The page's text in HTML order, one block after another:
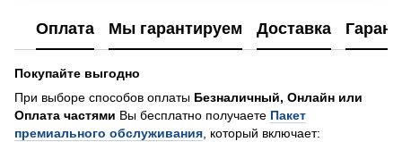
Оплата Мы гарантируем Доставка
Покупайте выгодно
При выборе способов оплаты Безналичный, Онлайн или
Оплата частями Вы бесплатно получаете Пакет
премиального обслуживания, который включает: